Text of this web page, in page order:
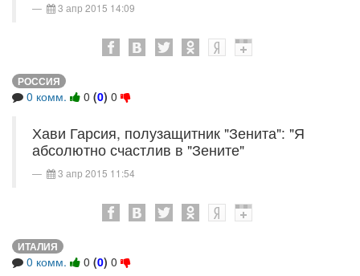
3 апр 2015 14:09
РОССИЯ
0 комм. 0 (0) 0
Хави Гарсия, полузащитник "Зенита": "Я
абсолютно счастлив в "Зените"
3 апр 2015 11:54
ИТАЛИЯ
0 комм. 0 (0) 0